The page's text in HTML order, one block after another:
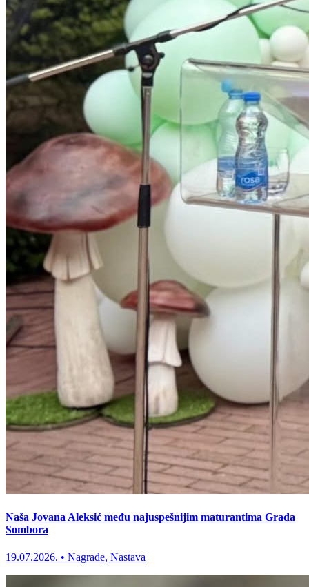
Naša Jovana Aleksić među najuspešnijim maturantima Grada
Sombora
19.07.2026. • Nagrade, Nastava